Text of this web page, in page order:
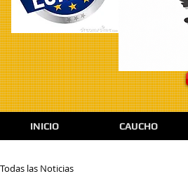
INICIO CAUCHO
Todas las Noticias